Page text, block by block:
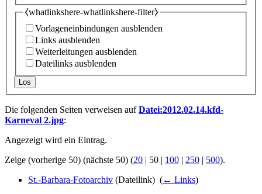
⧼whatlinkshere-whatlinkshere-filter⧽
Vorlageneinbindungen ausblenden
Links ausblenden
Weiterleitungen ausblenden
Dateilinks ausblenden
Los
Die folgenden Seiten verweisen aufDatei:2012.02.14.kfd-
Karneval 2.jpg:
Angezeigt wird ein Eintrag.
Zeige (vorherige 50) (nächste 50) (20 | 50 | 100 | 250 | 500).
St.-Barbara-Fotoarchiv (Dateilink) ‎ (← Links)